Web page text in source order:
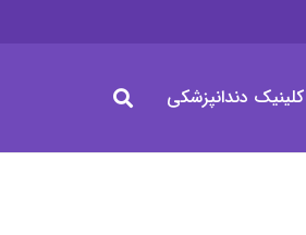
کلینیک دندانپزشکی